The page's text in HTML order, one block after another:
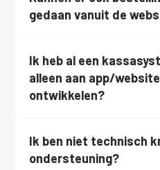
gedaan vanuit de
Ik heb al een
alleen aan app/
ontwikkelen?
Ik ben niet technisch
ondersteuning?